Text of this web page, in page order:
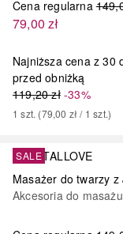
Cena regularna
79,00 zł
Najniższa cena z 30
przed obniżką
119,20 zł-33%
1 szt. (79,00 zł / 1 szt.)
CRYSTALLOVE
Akcesoria do
SALE